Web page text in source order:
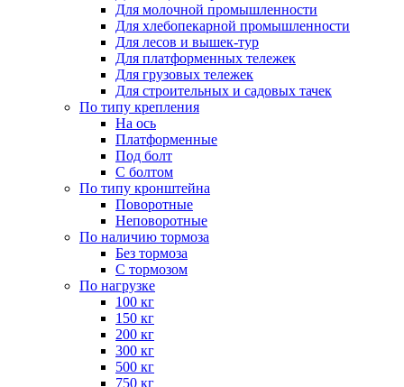
Для молочной промышленности
Для хлебопекарной промышленности
Для лесов и вышек-тур
Для платформенных тележек
Для грузовых тележек
Для строительных и садовых тачек
По типу крепления
На ось
Платформенные
Под болт
С болтом
По типу кронштейна
Поворотные
Неповоротные
По наличию тормоза
Без тормоза
С тормозом
По нагрузке
100 кг
150 кг
200 кг
300 кг
500 кг
750 кг